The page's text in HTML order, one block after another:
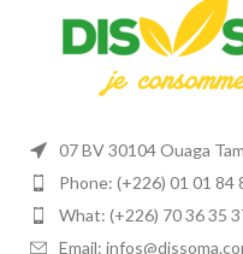
07 BV 30104 Ouaga
Phone: (+226) 01 01 84
What: (+226) 70 36 35
Email: